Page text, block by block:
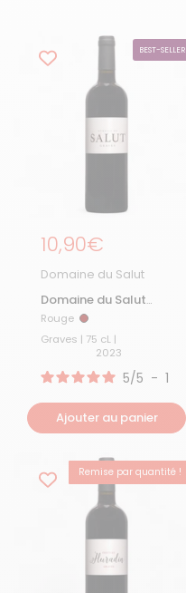
BEST-SELLER
Prix régulier
10,90€
Domaine du Salut
Domaine du Salut
Rouge 2023
Rouge Rouge
Graves | 75 cL |
2023
5/5 - 1
Ajouter au panier
Remise par quantité !